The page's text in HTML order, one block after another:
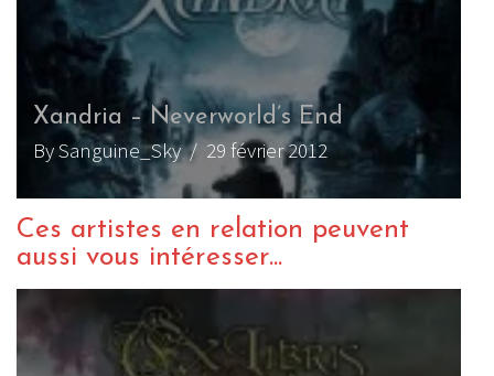
Xandria – Neverworld’s End
By Sanguine_Sky/ 29 février 2012
Ces artistes en relation peuvent
aussi vous intéresser...